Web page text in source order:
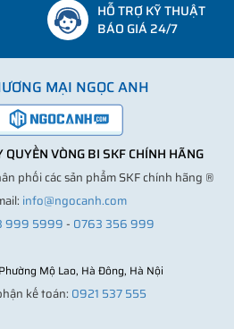
HỖ TRỢ KỸ THUẬT
BÁO GIÁ 24/7
MẠI NGỌC ANH
VÒNG BI SKF CHÍNH HÃNG
phối các sản phẩm SKF chính hãng ®
info@ngocanh.com
999 5999- 0763 356 999
Mộ Lao, Hà Đông, Hà Nội
kế toán: 0921 537 555